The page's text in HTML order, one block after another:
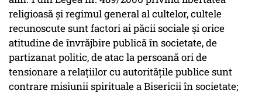
religioasă şi regimul general al cultelor, cultele
recunoscute sunt factori ai păcii sociale şi orice
atitudine de învrăjbire publică în societate, de
partizanat politic, de atac la persoană ori de
tensionare a relaţiilor cu autorităţile publice sunt
contrare misiunii spirituale a Bisericii în societate;